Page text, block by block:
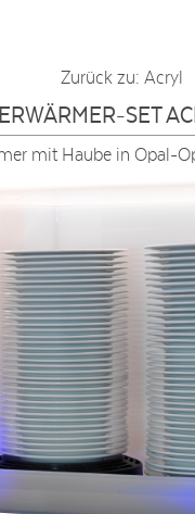
Zurück zu: Acryl
SET
mit Haube in Opal-